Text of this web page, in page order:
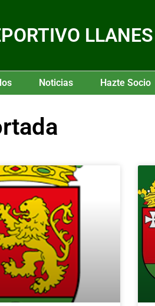
LLANES
Noticias Hazte Socio